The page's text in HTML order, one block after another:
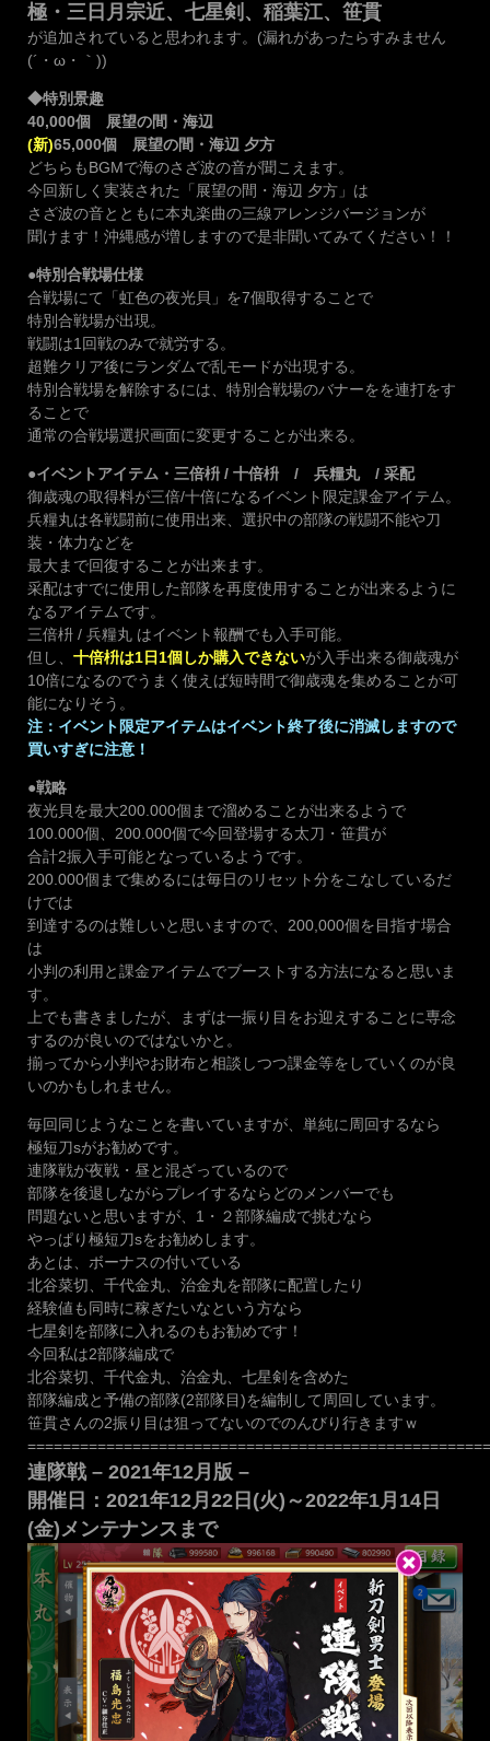
極・三日月宗近、七星剣、稲葉江、笹貫
が追加されていると思われます。(漏れがあったらすみません
(´・ω・｀))
◆特別景趣
40,000個 展望の間・海辺
(新)65,000個 展望の間・海辺 夕方
どちらもBGMで海のさざ波の音が聞こえます。
今回新しく実装された「展望の間・海辺 夕方」は
さざ波の音とともに本丸楽曲の三線アレンジバージョンが
聞けます！沖縄感が増しますので是非聞いてみてください！！
●特別合戦場仕様
合戦場にて「虹色の夜光貝」を7個取得することで
特別合戦場が出現。
戦闘は1回戦のみで就労する。
超難クリア後にランダムで乱モードが出現する。
特別合戦場を解除するには、特別合戦場のバナーをを連打をす
ることで
通常の合戦場選択画面に変更することが出来る。
●イベントアイテム・三倍枡 / 十倍枡 / 兵糧丸 / 采配
御歳魂の取得料が三倍/十倍になるイベント限定課金アイテム。
兵糧丸は各戦闘前に使用出来、選択中の部隊の戦闘不能や刀
装・体力などを
最大まで回復することが出来ます。
采配はすでに使用した部隊を再度使用することが出来るように
なるアイテムです。
三倍枡 / 兵糧丸 はイベント報酬でも入手可能。
但し、 十倍枡は1日1個しか購入できないが入手出来る御歳魂が
10倍になるのでうまく使えば短時間で御歳魂を集めることが可
能になりそう。
注：イベント限定アイテムはイベント終了後に消滅しますので
買いすぎに注意！
●戦略
夜光貝を最大200.000個まで溜めることが出来るようで
100.000個、200.000個で今回登場する太刀・笹貫が
合計2振入手可能となっているようです。
200.000個まで集めるには毎日のリセット分をこなしているだ
けでは
到達するのは難しいと思いますので、200,000個を目指す場合
は
小判の利用と課金アイテムでブーストする方法になると思いま
す。
上でも書きましたが、まずは一振り目をお迎えすることに専念
するのが良いのではないかと。
揃ってから小判やお財布と相談しつつ課金等をしていくのが良
いのかもしれません。
毎回同じようなことを書いていますが、単純に周回するなら
極短刀sがお勧めです。
連隊戦が夜戦・昼と混ざっているので
部隊を後退しながらプレイするならどのメンバーでも
問題ないと思いますが、1・２部隊編成で挑むなら
やっぱり極短刀sをお勧めします。
あとは、ボーナスの付いている
北谷菜切、千代金丸、治金丸を部隊に配置したり
経験値も同時に稼ぎたいなという方なら
七星剣を部隊に入れるのもお勧めです！
今回私は2部隊編成で
北谷菜切、千代金丸、治金丸、七星剣を含めた
部隊編成と予備の部隊(2部隊目)を編制して周回しています。
笹貫さんの2振り目は狙ってないのでのんびり行きますｗ
連隊戦 – 2021年12月版 –
開催日：2021年12月22日(火)～2022年1月14日
(金)メンテナンスまで